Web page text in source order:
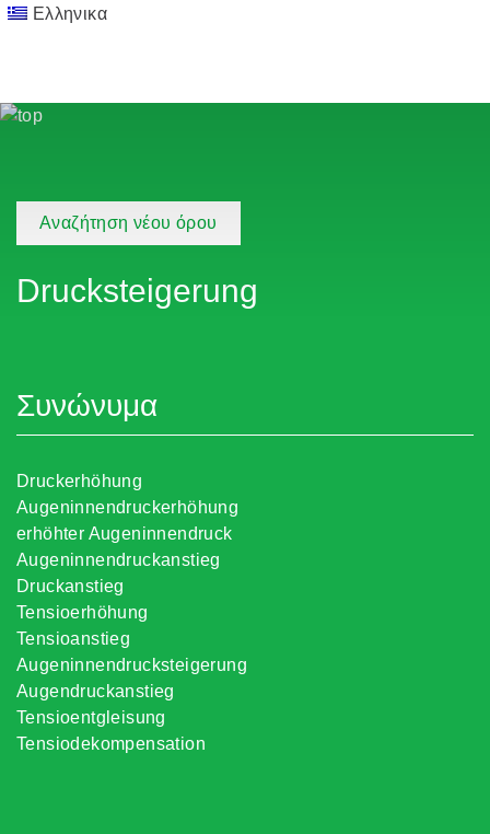
Ελληνικα
Αναζήτηση νέου όρου
Drucksteigerung
Συνώνυμα
Druckerhöhung
Augeninnendruckerhöhung
erhöhter Augeninnendruck
Augeninnendruckanstieg
Druckanstieg
Tensioerhöhung
Tensioanstieg
Augeninnendrucksteigerung
Augendruckanstieg
Tensioentgleisung
Tensiodekompensation